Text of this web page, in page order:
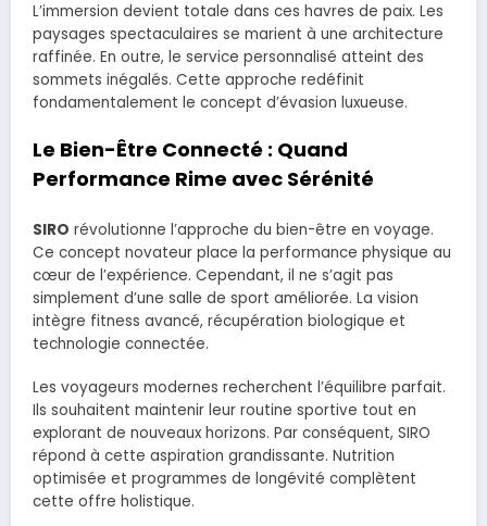
L’immersion devient totale dans ces havres de paix. Les
paysages spectaculaires se marient à une architecture
raffinée. En outre, le service personnalisé atteint des
sommets inégalés. Cette approche redéfinit
fondamentalement le concept d’évasion luxueuse.
Le Bien-Être Connecté : Quand
Performance Rime avec Sérénité
SIRO révolutionne l’approche du bien-être en voyage.
Ce concept novateur place la performance physique au
cœur de l’expérience. Cependant, il ne s’agit pas
simplement d’une salle de sport améliorée. La vision
intègre fitness avancé, récupération biologique et
technologie connectée.
Les voyageurs modernes recherchent l’équilibre parfait.
Ils souhaitent maintenir leur routine sportive tout en
explorant de nouveaux horizons. Par conséquent, SIRO
répond à cette aspiration grandissante. Nutrition
optimisée et programmes de longévité complètent
cette offre holistique.